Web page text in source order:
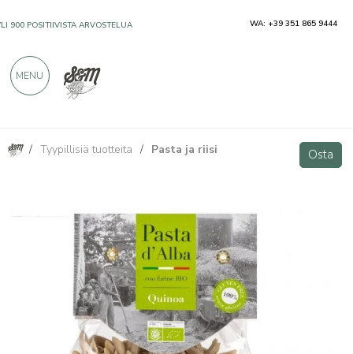
/ Tyypillisiä tuotteita / Pasta ja riisi Osta
Penne di Quinoa BIO senza glutine 250g Osta
900 POSITIIVISTA ARVOSTELUA WA: +39 351 865 9444
MENU